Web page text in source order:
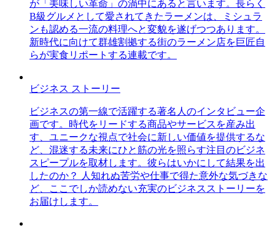
が「美味しい革命」の渦中にあると言います。長らく
B級グルメとして愛されてきたラーメンは、ミシュラ
ンも認める一流の料理へと変貌を遂げつつあります。
新時代に向けて群雄割拠する街のラーメン店を巨匠自
らが実食リポートする連載です。
ビジネス ストーリー
ビジネスの第一線で活躍する著名人のインタビュー企
画です。時代をリードする商品やサービスを産み出
す、ユニークな視点で社会に新しい価値を提供するな
ど、混迷する未来にひと筋の光を照らす注目のビジネ
スピープルを取材します。彼らはいかにして結果を出
したのか？ 人知れぬ苦労や仕事で得た意外な気づきな
ど、ここでしか読めない充実のビジネスストーリーを
お届けします。